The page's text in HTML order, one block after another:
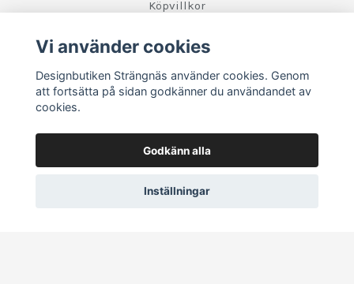
Köpvillkor
Sociala medier
Vi använder cookies
Designbutiken Strängnäs använder cookies. Genom
att fortsätta på sidan godkänner du användandet av
cookies.
Godkänn alla
Inställningar